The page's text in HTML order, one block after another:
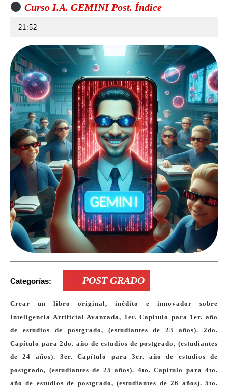
Curso I.A. GEMINI Post. Índice
21:52
Categorías: POST GRADO
Crear un libro original, inédito e innovador sobre
Inteligencia Artificial Avanzada, 1er. Capítulo para 1er. año
de estudios de postgrado, (estudiantes de 23 años). 2do.
Capítulo para 2do. año de estudios de postgrado, (estudiantes
de 24 años). 3er. Capítulo para 3er. año de estudios de
postgrado, (estudiantes de 25 años). 4to. Capítulo para 4to.
año de estudios de postgrado, (estudiantes de 26 años). 5to.